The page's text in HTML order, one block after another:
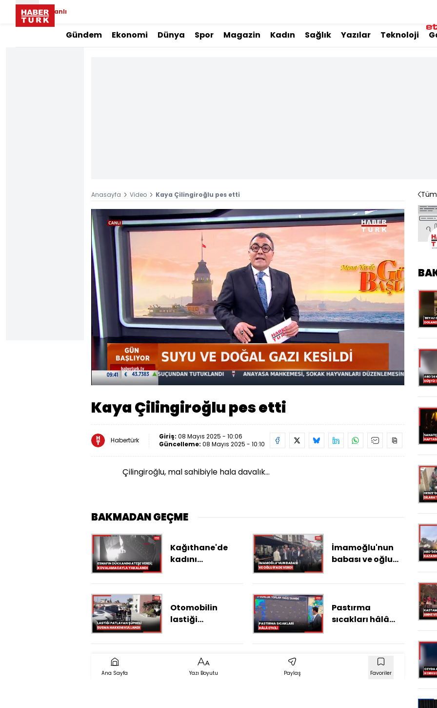
Canlı
Gündem Ekonomi Dünya Spor Magazin Kadın Sağlık Yazılar Teknoloji
Anasayfa Video Kaya Çilingiroğlu pes etti
Sesi
Aç
Yüklendi:
36.77%
Oynatma
Kaya Çilingiroğlu pes etti
Habertürk Giriş: 08 Mayıs 2025 - 10:06
Güncelleme: 08 Mayıs 2025 - 10:10
Çilingiroğlu, mal sahibiyle hala davalık...
BAKMADAN GEÇME
Kağıthane'de
kadını
kurtaran esnafın
verdi;
kovalamacayla
İmamoğlu'nun
babası ve oğlu
emniyete geldi
Otomobilin
lastiği
yakalanan
şüphelisi, susma
hakkını kullandı
Pastırma
sıcakları hâlâ
Ana Sayfa Yazı Boyutu Paylaş Favoriler